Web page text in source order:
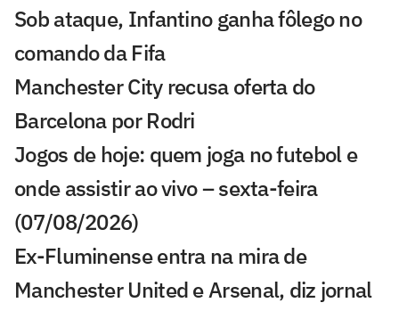
Sob ataque, Infantino ganha fôlego no
comando da Fifa
Manchester City recusa oferta do
Barcelona por Rodri
Jogos de hoje: quem joga no futebol e
onde assistir ao vivo – sexta-feira
(07/08/2026)
Ex-Fluminense entra na mira de
Manchester United e Arsenal, diz jornal